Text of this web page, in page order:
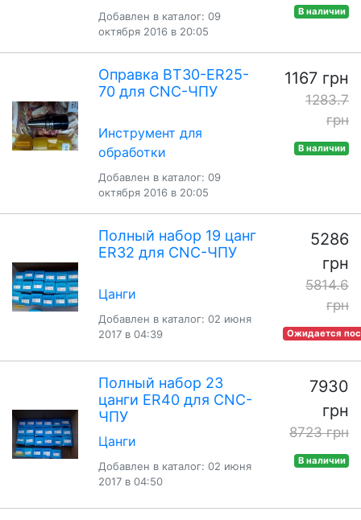
Добавлен в каталог: 09
октября 2016 в 20:05
В наличии
Оправка BT30-ER25-
70 для CNC-ЧПУ
Инструмент для
обработки
Добавлен в каталог: 09
октября 2016 в 20:05
1167 грн
1283.7
грн
В наличии
Полный набор 19 цанг
ER32 для CNC-ЧПУ
Цанги
Добавлен в каталог: 02 июня
2017 в 04:39
5286
грн
5814.6
грн
Ожидается
Полный набор 23
цанги ER40 для CNC-
ЧПУ
Цанги
Добавлен в каталог: 02 июня
2017 в 04:50
7930
грн
8723 грн
В наличии